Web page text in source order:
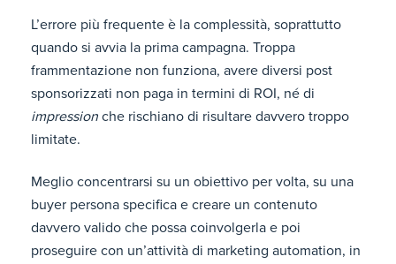
L’errore più frequente è la complessità, soprattutto
quando si avvia la prima campagna. Troppa
frammentazione non funziona, avere diversi post
sponsorizzati non paga in termini di ROI, né di
impression che rischiano di risultare davvero troppo
limitate.
Meglio concentrarsi su un obiettivo per volta, su una
buyer persona specifica e creare un contenuto
davvero valido che possa coinvolgerla e poi
proseguire con un’attività di marketing automation, in